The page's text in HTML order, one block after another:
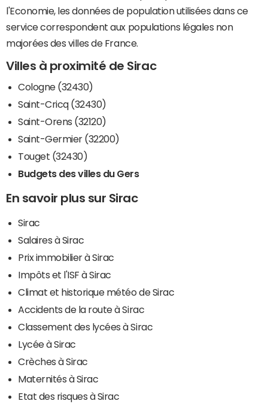
l'Economie, les données de population utilisées dans ce
service correspondent aux populations légales non
majorées des villes de France.
Villes à proximité de Sirac
Cologne (32430)
Saint-Cricq (32430)
Saint-Orens (32120)
Saint-Germier (32200)
Touget (32430)
Budgets des villes du Gers
En savoir plus sur Sirac
Sirac
Salaires à Sirac
Prix immobilier à Sirac
Impôts et l'ISF à Sirac
Climat et historique météo de Sirac
Accidents de la route à Sirac
Classement des lycées à Sirac
Lycée à Sirac
Crèches à Sirac
Maternités à Sirac
Etat des risques à Sirac